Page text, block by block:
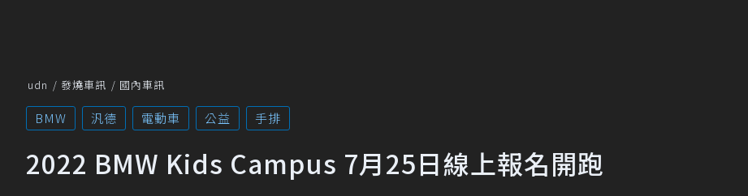
udn 發燒車訊 國內車訊
BMW 汎德 電動車 公益 手排
2022 BMW Kids Campus 7月25日線上報名開跑